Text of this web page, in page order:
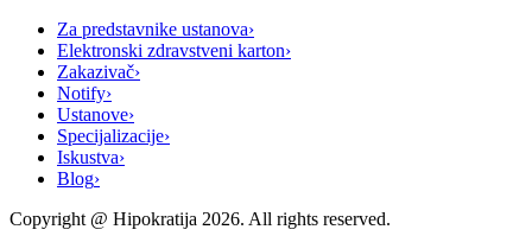
Za predstavnike ustanova›
Elektronski zdravstveni karton›
Zakazivač›
Notify›
Ustanove›
Specijalizacije›
Iskustva›
Blog›
Copyright @ Hipokratija 2026. All rights reserved.